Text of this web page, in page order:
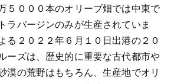
５０００本のオリーブ畑では中東で
ラバージンのみが生産されていま
る２０２２年６月１０日出港の２０
ーズは、歴史的に重要な古代都市や
漠の荒野はもちろん、生産地でオリ